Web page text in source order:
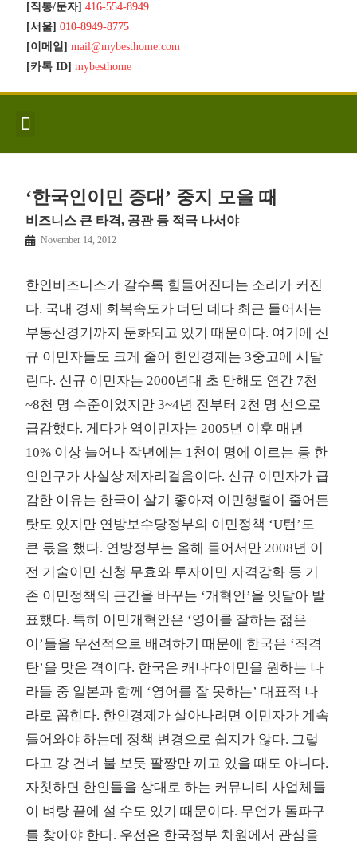
[직통/문자] 416-554-8949
[서울] 010-8949-8775
[이메일] mail@mybesthome.com
[카톡 ID] mybesthome
‘한국인이민 증대’ 중지 모을 때
비즈니스 큰 타격, 공관 등 적극 나서야
November 14, 2012
한인비즈니스가 갈수록 힘들어진다는 소리가 커진
다. 국내 경제 회복속도가 더딘 데다 최근 들어서는
부동산경기까지 둔화되고 있기 때문이다. 여기에 신
규 이민자들도 크게 줄어 한인경제는 3중고에 시달
린다. 신규 이민자는 2000년대 초 만해도 연간 7천
~8천 명 수준이었지만 3~4년 전부터 2천 명 선으로
급감했다. 게다가 역이민자는 2005년 이후 매년
10% 이상 늘어나 작년에는 1천여 명에 이르는 등 한
인인구가 사실상 제자리걸음이다. 신규 이민자가 급
감한 이유는 한국이 살기 좋아져 이민행렬이 줄어든
탓도 있지만 연방보수당정부의 이민정책 ‘U턴’도
큰 몫을 했다. 연방정부는 올해 들어서만 2008년 이
전 기술이민 신청 무효와 투자이민 자격강화 등 기
존 이민정책의 근간을 바꾸는 ‘개혁안’을 잇달아 발
표했다. 특히 이민개혁안은 ‘영어를 잘하는 젊은
이’들을 우선적으로 배려하기 때문에 한국은 ‘직격
탄’을 맞은 격이다. 한국은 캐나다이민을 원하는 나
라들 중 일본과 함께 ‘영어를 잘 못하는’ 대표적 나
라로 꼽힌다. 한인경제가 살아나려면 이민자가 계속
들어와야 하는데 정책 변경으로 쉽지가 않다. 그렇
다고 강 건너 불 보듯 팔짱만 끼고 있을 때도 아니다.
자칫하면 한인들을 상대로 하는 커뮤니티 사업체들
이 벼랑 끝에 설 수도 있기 때문이다. 무언가 돌파구
를 찾아야 한다. 우선은 한국정부 차원에서 관심을